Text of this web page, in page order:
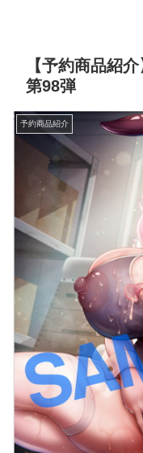
【予約商品紹
第98弾
予約商品紹介